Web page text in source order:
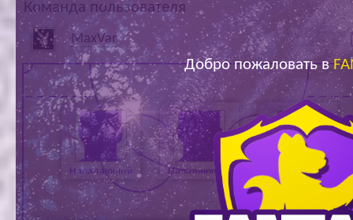
Добро пожаловать в
Команда пользователя
MaxVar
Нападающий Нападающий Нападающий